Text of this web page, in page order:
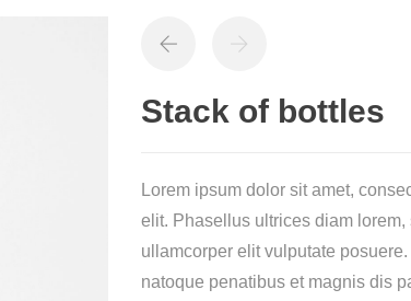
Stack of bottles
Lorem ipsum dolor sit amet,
elit. Phasellus ultrices diam lorem,
ullamcorper elit vulputate
natoque penatibus et magnis dis